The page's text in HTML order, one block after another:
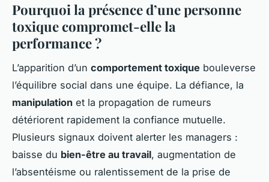
Pourquoi la présence d’une personne
toxique compromet-elle la
performance ?
L’apparition d’un comportement toxique bouleverse
l’équilibre social dans une équipe. La défiance, la
manipulation et la propagation de rumeurs
détériorent rapidement la confiance mutuelle.
Plusieurs signaux doivent alerter les managers :
baisse du bien-être au travail, augmentation de
l’absentéisme ou ralentissement de la prise de